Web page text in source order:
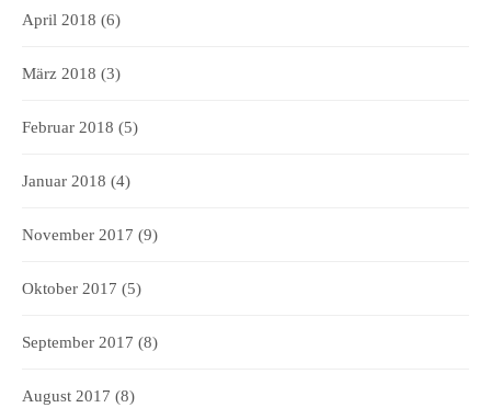
April 2018 (6)
März 2018 (3)
Februar 2018 (5)
Januar 2018 (4)
November 2017 (9)
Oktober 2017 (5)
September 2017 (8)
August 2017 (8)